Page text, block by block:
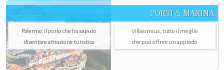
PORTI & MARINA
Palermo, il porto che ha saputo
diventare attrazione turistica
Villasimius, tutto il meglio
che può offrire un approdo